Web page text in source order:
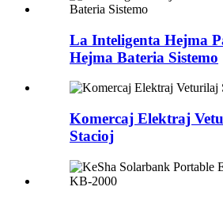
La Inteligenta Hejma
Hejma Bateria Sistemo
Komercaj Elektraj
Stacioj